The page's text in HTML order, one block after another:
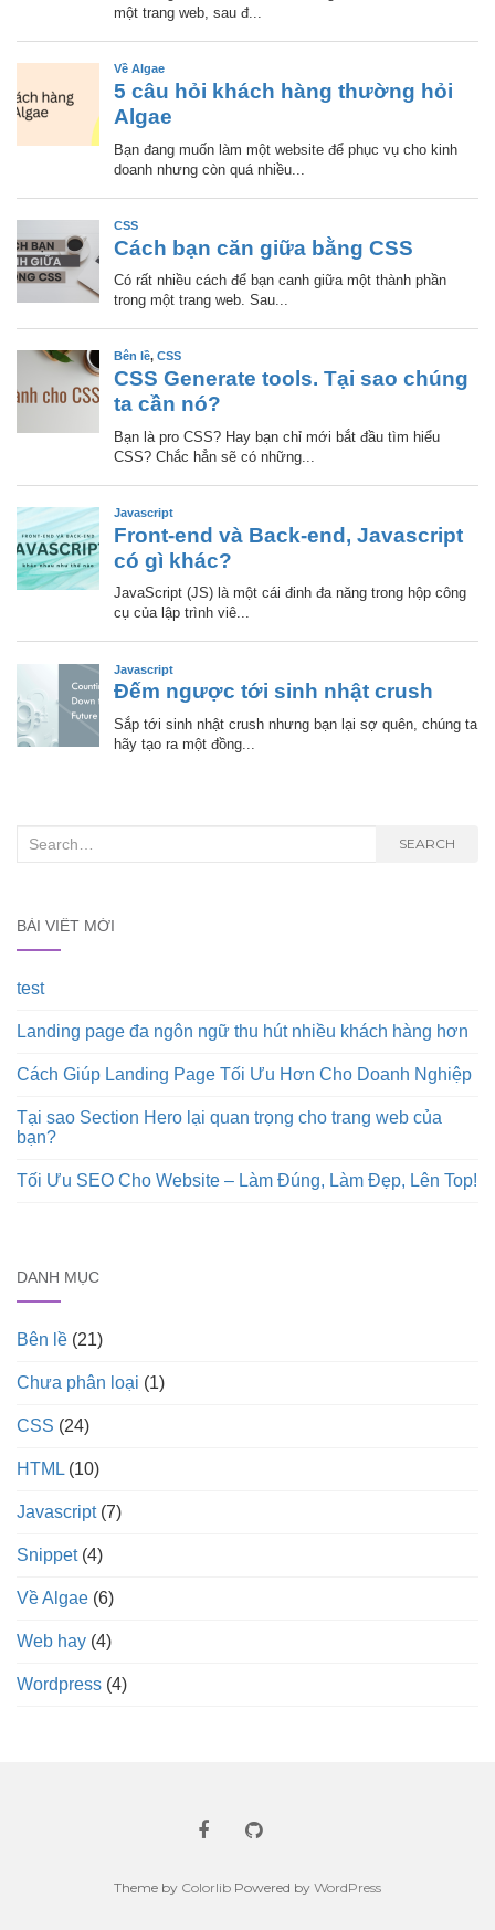
Search
SEARCH
BÀI VIẾT MỚI
test
Landing page đa ngôn ngữ thu hút nhiều khách hàng hơn
Cách Giúp Landing Page Tối Ưu Hơn Cho Doanh Nghiệp
Tại sao Section Hero lại quan trọng cho trang web của
bạn?
Tối Ưu SEO Cho Website – Làm Đúng, Làm Đẹp, Lên Top!
DANH MỤC
Bên lề (21)
Chưa phân loại (1)
CSS (24)
HTML (10)
Javascript(7)
Snippet(4)
Về Algae (6)
Web hay (4)
Wordpress (4)
Theme by Colorlib Powered by WordPress